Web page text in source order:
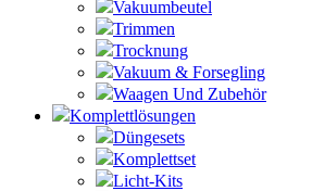
Vakuumbeutel
Trimmen
Trocknung
Vakuum & Forsegling
Waagen Und Zubehör
Komplettlösungen
Düngesets
Komplettset
Licht-Kits